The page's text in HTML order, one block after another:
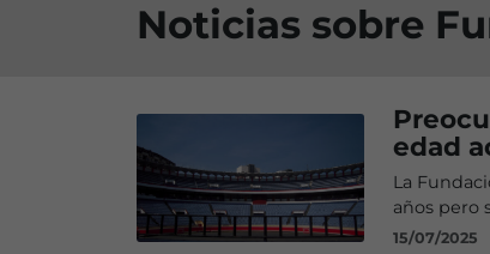
Noticias sobre
edad
La
años pero
15/07/2025